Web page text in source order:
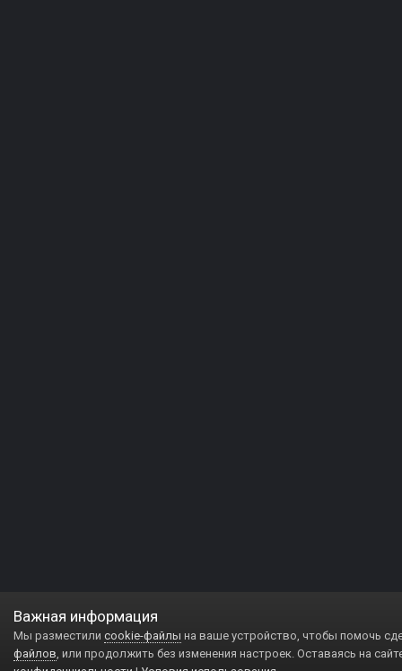
Важная информация
Мы разместили cookie-файлы на ваше устройство, чтобы помочь
файлов, или продолжить без изменения настроек. Оставаясь на